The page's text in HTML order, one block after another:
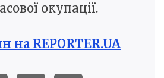
окупації.
на REPORTER.UA